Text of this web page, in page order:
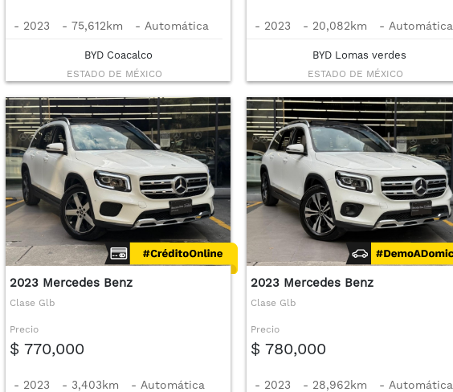
- 2023 - 75,612km - Automática
BYD Coacalco
ESTADO DE MÉXICO
- 2023 - 20,082km - Automática
BYD Lomas verdes
ESTADO DE MÉXICO
2023 Mercedes Benz
Clase Glb
Precio
$ 770,000
- 2023 - 3,403km - Automática
2023 Mercedes Benz
Clase Glb
Precio
$ 780,000
- 2023 - 28,962km - Automática